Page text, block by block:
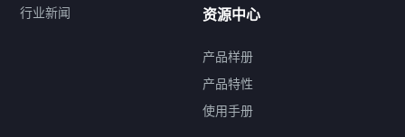
提交您的需求，免费获取产品资料
--亦可拨打我们的24小时服务咨询热线--
行业新闻
资源中心
产品样册
产品特性
使用手册